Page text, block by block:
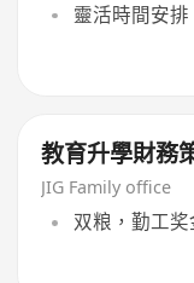
靈活時間安
教育升學財務
JIG Family office
双粮，勤工